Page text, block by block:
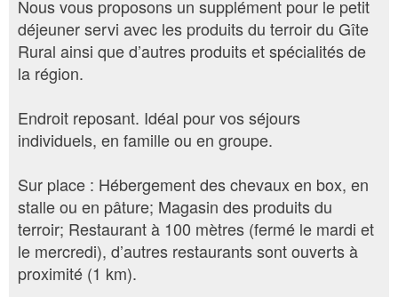
Nous vous proposons un supplément pour le petit
déjeuner servi avec les produits du terroir du Gîte
Rural ainsi que d’autres produits et spécialités de
la région.
Endroit reposant. Idéal pour vos séjours
individuels, en famille ou en groupe.
Sur place : Hébergement des chevaux en box, en
stalle ou en pâture; Magasin des produits du
terroir; Restaurant à 100 mètres (fermé le mardi et
le mercredi), d’autres restaurants sont ouverts à
proximité (1 km).